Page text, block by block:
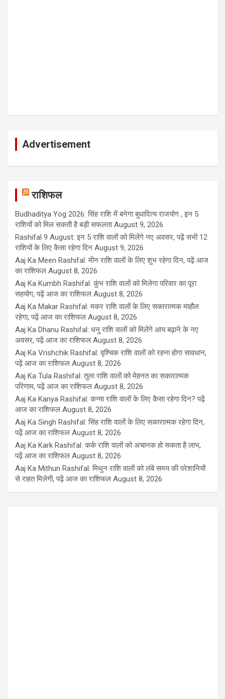
Advertisement
राशिफल
Budhaditya Yog 2026: सिंह राशि में बनेगा बुधादित्य राजयोग , इन 5
राशियों को मिल सकती है बड़ी सफलता August 9, 2026
Rashifal 9 August: इन 5 राशि वालों को मिलेंगे नए अवसर, पढ़ें सभी 12
राशियों के लिए कैसा रहेगा दिन August 9, 2026
Aaj Ka Meen Rashifal: मीन राशि वालों के लिए शुभ रहेगा दिन, पढ़ें आज
का राशिफल August 8, 2026
Aaj Ka Kumbh Rashifal: कुंभ राशि वालों को मिलेगा परिवार का पूरा
सहयोग, पढ़ें आज का राशिफल August 8, 2026
Aaj Ka Makar Rashifal: मकर राशि वालों के लिए सकारात्मक माहौल
रहेगा, पढ़ें आज का राशिफल August 8, 2026
Aaj Ka Dhanu Rashifal: धनु राशि वालों को मिलेंगे आय बढ़ाने के नए
अवसर, पढ़ें आज का राशिफल August 8, 2026
Aaj Ka Vrishchik Rashifal: वृश्चिक राशि वालों को रहना होगा सावधान,
पढ़ें आज का राशिफल August 8, 2026
Aaj Ka Tula Rashifal: तुला राशि वालों को मेहनत का सकारात्मक
परिणाम, पढ़ें आज का राशिफल August 8, 2026
Aaj Ka Kanya Rashifal: कन्या राशि वालों के लिए कैसा रहेगा दिन? पढ़ें
आज का राशिफल August 8, 2026
Aaj Ka Singh Rashifal: सिंह राशि वालों के लिए सकारात्मक रहेगा दिन,
पढ़ें आज का राशिफल August 8, 2026
Aaj Ka Kark Rashifal: कर्क राशि वालों को अचानक हो सकता है लाभ,
पढ़ें आज का राशिफल August 8, 2026
Aaj Ka Mithun Rashifal: मिथुन राशि वालों को लंबे समय की परेशानियों
से राहत मिलेगी, पढ़ें आज का राशिफल August 8, 2026